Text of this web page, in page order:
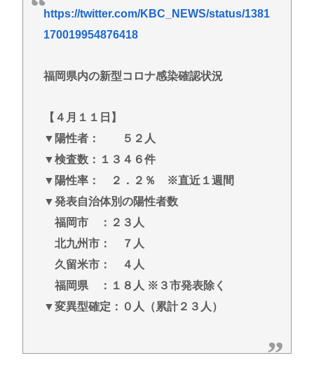
ロシアがNATOの結束を試す可能性、米情報分析で判
なん？ 【Pickup07091607】
建てるwww
東浩紀さん、右からも左からも叩かれる「ポジショ
ントークをしないからこそ信頼できる」と擁護され
るwww
イチローの晩年(2011-2019)の成績、流石に擁護でき
ないwww
『ヤニねこ』新海誠、水島努、綾辻行人らクリエイ
ターが絶賛 過激描写はBPOでも議論に
避難所地獄と化す「ずっと同じ食べ物&断水でトイレ
流せず悪臭&床に直接就寝&コロナ感染」
https://twitter.com/KBC_NEWS/status/1381
170019954876418
福岡県内の新型コロナ感染確認状況
【４月１１日】
▼陽性者： ５２人
▼検査数：１３４６件
▼陽性率： ２．２％ ※直近１週間
▼発表自治体別の陽性者数
福岡市 ：２３人
北九州市： ７人
久留米市： ４人
福岡県 ：１８人 ※３市発表除く
▼変異型確定：０人（累計２３人）